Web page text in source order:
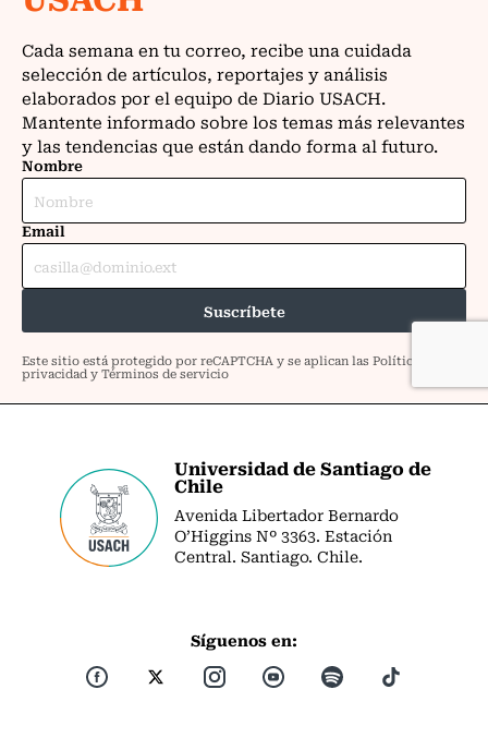
Universidad de Santiago de
Chile
Avenida Libertador Bernardo
O’Higgins Nº 3363. Estación
Central. Santiago. Chile.
Síguenos en: